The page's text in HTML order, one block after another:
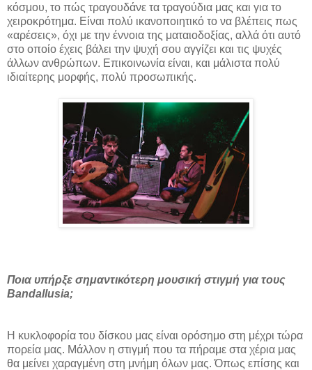
κόσμου, το πώς τραγουδάνε τα τραγούδια μας και για το
χειροκρότημα. Είναι πολύ ικανοποιητικό το να βλέπεις πως
«αρέσεις», όχι με την έννοια της ματαιοδοξίας, αλλά ότι αυτό
στο οποίο έχεις βάλει την ψυχή σου αγγίζει και τις ψυχές
άλλων ανθρώπων. Επικοινωνία είναι, και μάλιστα πολύ
ιδιαίτερης μορφής, πολύ προσωπικής.
Ποια υπήρξε σημαντικότερη μουσική στιγμή για τους
Bandallusia;
Η κυκλοφορία του δίσκου μας είναι ορόσημο στη μέχρι τώρα
πορεία μας. Μάλλον η στιγμή που τα πήραμε στα χέρια μας
θα μείνει χαραγμένη στη μνήμη όλων μας. Όπως επίσης και